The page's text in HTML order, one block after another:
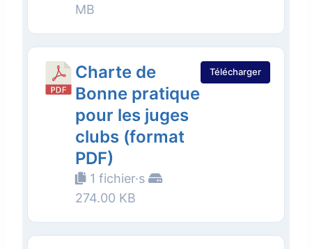
MB
Charte de
Bonne pratique
pour les juges
clubs (format
PDF)
1 fichier·s
274.00 KB
Télécharger